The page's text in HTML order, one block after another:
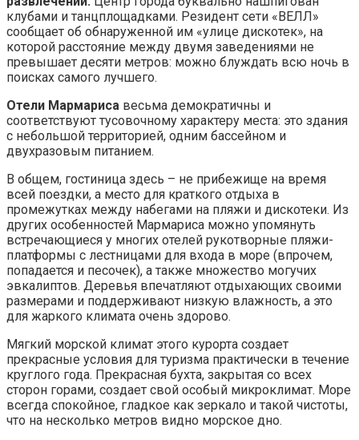
клубами и танцплощадками. Резидент сети «ВЕЛЛ»
сообщает об обнаруженной им «улице дискотек», на
которой расстояние между двумя заведениями не
превышает десяти метров: можно блуждать всю ночь в
поисках самого лучшего.
Отели Мармариса весьма демократичны и
соответствуют тусовочному характеру места: это здания
с небольшой территорией, одним бассейном и
двухразовым питанием.
В общем, гостиница здесь – не прибежище на время
всей поездки, а место для краткого отдыха в
промежутках между набегами на пляжи и дискотеки. Из
других особенностей Мармариса можно упомянуть
встречающиеся у многих отелей рукотворные пляжи-
платформы с лестницами для входа в море (впрочем,
попадается и песочек), а также множество могучих
эвкалиптов. Деревья впечатляют отдыхающих своими
размерами и поддерживают низкую влажность, а это
для жаркого климата очень здорово.
Мягкий морской климат этого курорта создает
прекрасные условия для туризма практически в течение
круглого года. Прекрасная бухта, закрытая со всех
сторон горами, создает свой особый микроклимат. Море
всегда спокойное, гладкое как зеркало и такой чистоты,
что на несколько метров видно морское дно.